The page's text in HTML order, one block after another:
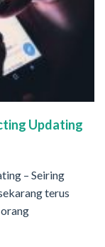
Updating
– Seiring
terus